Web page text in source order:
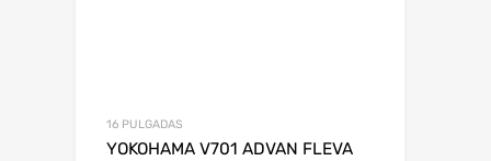
16 PULGADAS
YOKOHAMA V701 ADVAN FLEVA